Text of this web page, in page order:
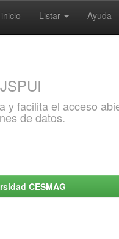
Listar Ayuda
JSPUI
y facilita el acceso
de datos.
CESMAG